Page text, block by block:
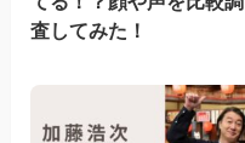
査してみた！